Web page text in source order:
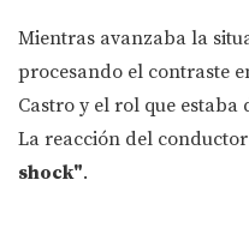
Mientras avanzaba la
procesando el contraste
Castro y el rol que estaba
La reacción del
shock".